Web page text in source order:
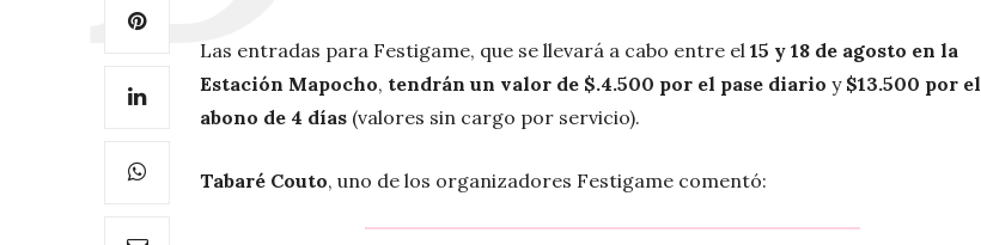
Las entradas para Festigame, que se llevará a cabo entre el 15 y 18 de agosto en la
Estación Mapocho, tendrán un valor de $.4.500 por el pase diario y $13.500 por el
abono de 4 días (valores sin cargo por servicio).
Tabaré Couto, uno de los organizadores Festigame comentó: